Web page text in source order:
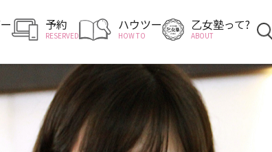
予約
RESERVED
ハウツー
HOW TO
乙女塾って?
ABOUT